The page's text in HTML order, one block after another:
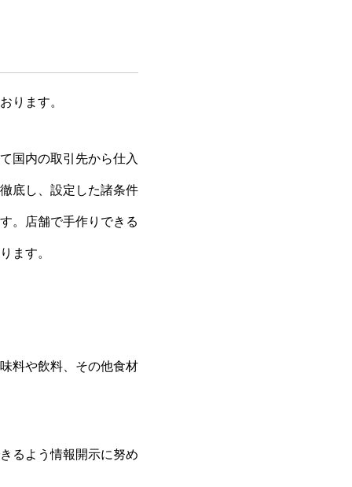
ります。
国内の取引先から仕入
底し、設定した諸条件
。店舗で手作りできる
ます。
料や飲料、その他食材
るよう情報開示に努め